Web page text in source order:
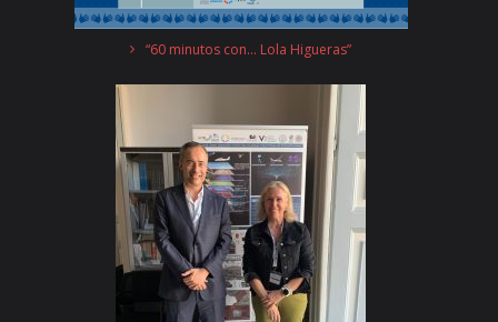
“60 minutos con… Lola Higueras”